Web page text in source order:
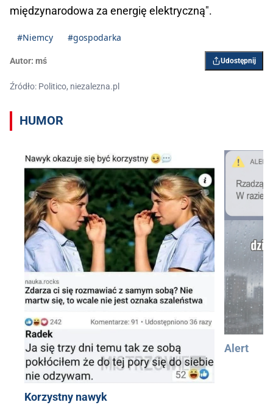
międzynarodowa za energię elektryczną".
#Niemcy #gospodarka
Autor: mś Udostępnij
Źródło: Politico, niezalezna.pl
HUMOR
Korzystny nawyk
Alert